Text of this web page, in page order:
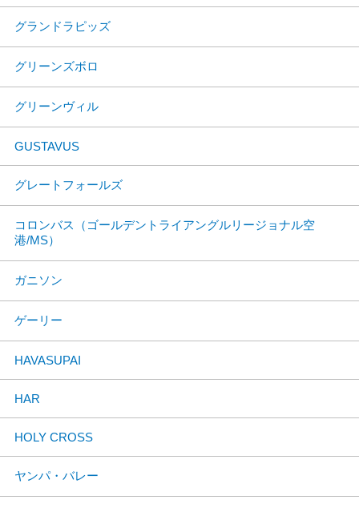
グランドラピッズ
グリーンズボロ
グリーンヴィル
GUSTAVUS
グレートフォールズ
コロンバス（ゴールデントライアングルリージョナル空
港/MS）
ガニソン
ゲーリー
HAVASUPAI
HAR
HOLY CROSS
ヤンパ・バレー